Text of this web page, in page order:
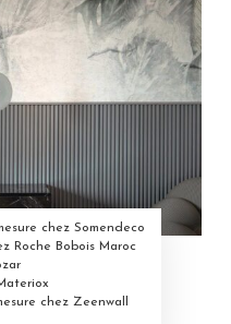
chez Somendeco
Roche Bobois Maroc
chez Zeenwall